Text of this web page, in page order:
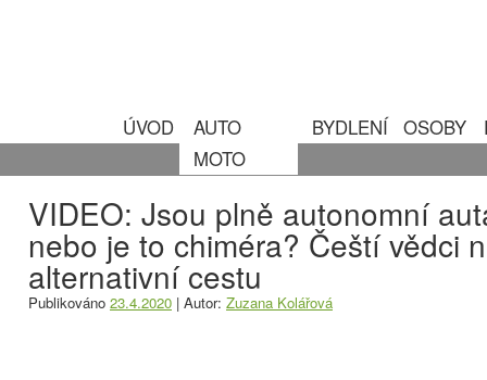
ÚVOD
AUTO
MOTO
BYDLENÍ OSOBY
VIDEO: Jsou plně autonomní
nebo je to chiméra? Čeští vědci
alternativní cestu
Publikováno 23.4.2020 | Autor: Zuzana Kolářová